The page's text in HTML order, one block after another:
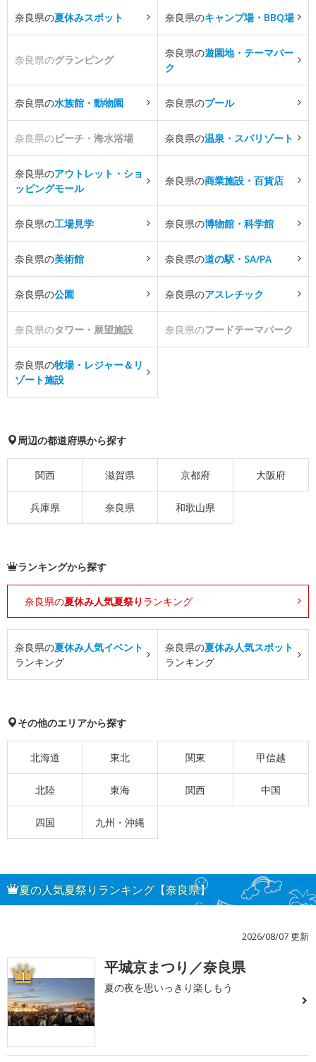
奈良県の夏休みスポット 奈良県のキャンプ場・BBQ場
奈良県のグランピング
奈良県の遊園地・テーマパー
ク
奈良県の水族館・動物園 奈良県のプール
奈良県のビーチ・海水浴場 奈良県の温泉・スパリゾート
奈良県のアウトレット・ショ
ッピングモール
奈良県の商業施設・百貨店
奈良県の工場見学 奈良県の博物館・科学館
奈良県の美術館 奈良県の道の駅・SA/PA
奈良県の公園 奈良県のアスレチック
奈良県のタワー・展望施設 奈良県のフードテーマパーク
奈良県の牧場・レジャー＆リ
ゾート施設
周辺の都道府県から探す
関西 滋賀県 京都府 大阪府
兵庫県 奈良県 和歌山県
ランキングから探す
奈良県の夏休み人気夏祭り ランキング
奈良県の夏休み人気イベント
ランキング
奈良県の夏休み人気スポット
ランキング
その他のエリアから探す
北海道 東北 関東 甲信越
北陸 東海 関西 中国
四国 九州・沖縄
夏の人気夏祭りランキング【奈良県】
2026/08/07 更新
1 平城京まつり／奈良県
夏の夜を思いっきり楽しもう